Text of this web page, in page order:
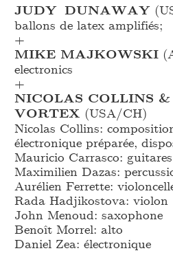
JUDY DUNAWAY
ballons de latex amplifiés;
+
MIKE MAJKOWSKI
electronics
+
NICOLAS COLLINS
VORTEX (USA/CH)
Nicolas Collins:
électronique préparée,
Mauricio Carrasco: guitares
Maximilien Dazas:
Aurélien Ferrette:
Rada Hadjikostova: violon
John Menoud: saxophone
Benoît Morrel: alto
Daniel Zea: électronique